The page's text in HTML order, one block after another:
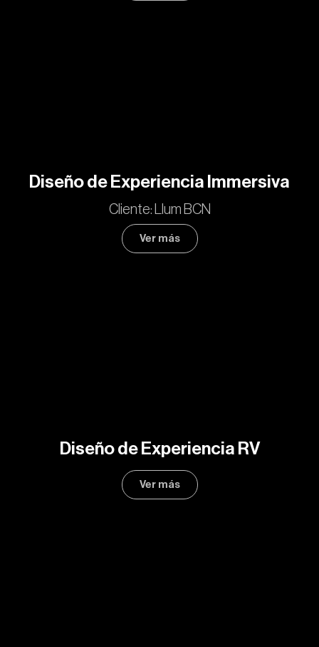
Diseño de Experiencia Immersiva
Cliente: Llum BCN
Ver más
Diseño de Experiencia RV
Ver más